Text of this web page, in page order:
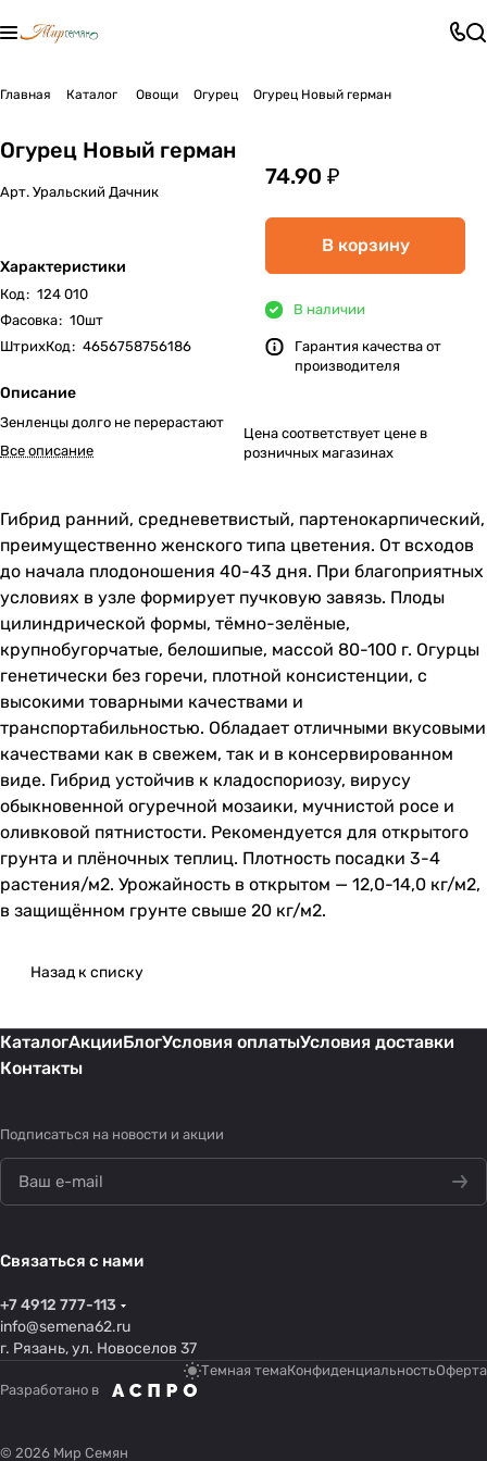
Главная Каталог Овощи Огурец Огурец Новый герман
Огурец Новый герман
Арт. Уральский Дачник
Характеристики
Код: 124 010
Фасовка: 10шт
ШтрихКод: 4656758756186
Описание
Зенленцы долго не перерастают
Все описание
74.90 ₽
В корзину
В наличии
Гарантия качества от
производителя
Цена соответствует цене в
розничных магазинах
Гибрид ранний, средневетвистый, партенокарпический,
преимущественно женского типа цветения. От всходов
до начала плодоношения 40-43 дня. При благоприятных
условиях в узле формирует пучковую завязь. Плоды
цилиндрической формы, тёмно-зелёные,
крупнобугорчатые, белошипые, массой 80-100 г. Огурцы
генетически без горечи, плотной консистенции, с
высокими товарными качествами и
транспортабильностью. Обладает отличными вкусовыми
качествами как в свежем, так и в консервированном
виде. Гибрид устойчив к кладоспориозу, вирусу
обыкновенной огуречной мозаики, мучнистой росе и
оливковой пятнистости. Рекомендуется для открытого
грунта и плёночных теплиц. Плотность посадки 3-4
растения/м2. Урожайность в открытом — 12,0-14,0 кг/м2,
в защищённом грунте свыше 20 кг/м2.
Назад к списку
КаталогАкцииБлогУсловия оплатыУсловия доставки
Контакты
Подписаться на новости и акции
Связаться с нами
+7 4912 777-113
info@semena62.ru
г. Рязань, ул. Новоселов 37
Темная темаКонфиденциальностьОферта
Разработано в
© 2026 Мир Семян